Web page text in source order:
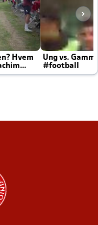
Hvem
Ung vs.
#football